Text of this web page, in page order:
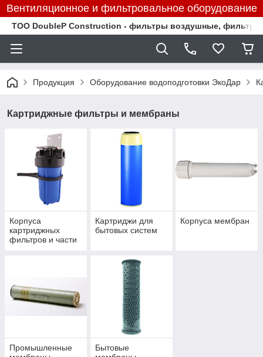
Вентиляционное и фильтровальное оборудование
TOO DoubleP Construction - фильтры воздушные,
Продукция Оборудование водоподготовки ЭкоДар
Картриджные фильтры и мембраны
Корпуса
картриджных
фильтров и части
Картриджи для
бытовых систем
Корпуса мембран
Промышленные
Бытовые